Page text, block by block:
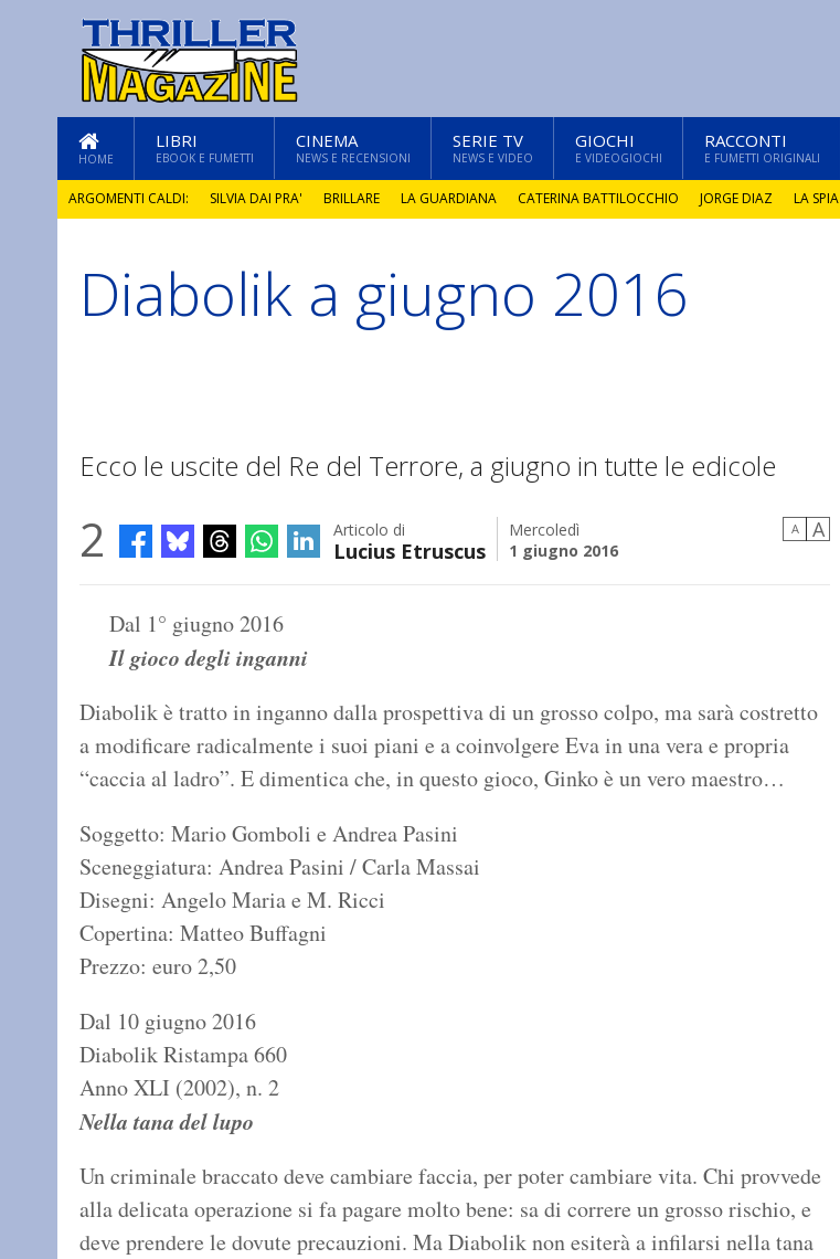
HOME
LIBRI
EBOOK E FUMETTI
CINEMA
NEWS E RECENSIONI
SERIE TV
NEWS E VIDEO
GIOCHI
E VIDEOGIOCHI
RACCONTI
E FUMETTI ORIGINALI
ARGOMENTI CALDI: SILVIA DAI PRA' BRILLARE LA GUARDIANA CATERINA BATTILOCCHIO JORGE DIAZ LA SPIA
GLI ANNI DI PIETRA
Diabolik a giugno 2016
Ecco le uscite del Re del Terrore, a giugno in tutte le edicole
2 Articolo di
Lucius Etruscus
Mercoledì
1 giugno 2016
A A
Dal 1° giugno 2016
Il gioco degli inganni
Diabolik è tratto in inganno dalla prospettiva di un grosso colpo, ma sarà costretto
a modificare radicalmente i suoi piani e a coinvolgere Eva in una vera e propria
“caccia al ladro”. E dimentica che, in questo gioco, Ginko è un vero maestro…
Soggetto: Mario Gomboli e Andrea Pasini
Sceneggiatura: Andrea Pasini / Carla Massai
Disegni: Angelo Maria e M. Ricci
Copertina: Matteo Buffagni
Prezzo: euro 2,50
Dal 10 giugno 2016
Diabolik Ristampa 660
Anno XLI (2002), n. 2
Nella tana del lupo
Un criminale braccato deve cambiare faccia, per poter cambiare vita. Chi provvede
alla delicata operazione si fa pagare molto bene: sa di correre un grosso rischio, e
deve prendere le dovute precauzioni. Ma Diabolik non esiterà a infilarsi nella tana